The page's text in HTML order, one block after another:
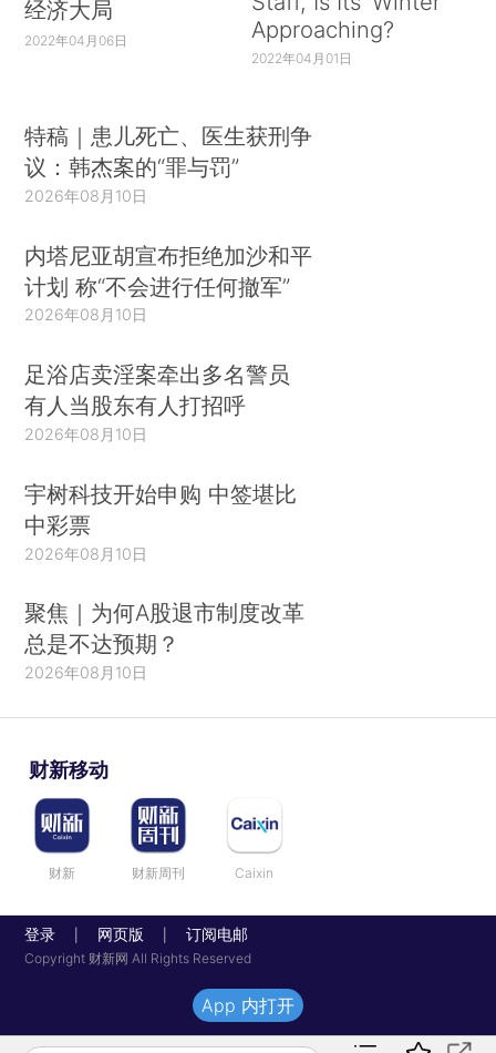
经济大局
2022年04月06日
Approaching?
2022年04月01日
特稿｜患儿死亡、医生获刑争
议：韩杰案的“罪与罚”
2026年08月10日
内塔尼亚胡宣布拒绝加沙和平
计划 称“不会进行任何撤军”
2026年08月10日
足浴店卖淫案牵出多名警员
有人当股东有人打招呼
2026年08月10日
宇树科技开始申购 中签堪比
中彩票
2026年08月10日
聚焦｜为何A股退市制度改革
总是不达预期？
2026年08月10日
财新移动
财新 财新周刊 Caixin
登录 网页版 订阅电邮
Copyright 财新网 All Rights Reserved
App 内打开